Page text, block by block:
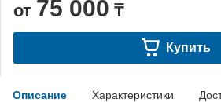
от 75 000 ₸
Купить
Описание Характеристики